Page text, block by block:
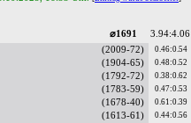
⌀1691
3.94:4.06
(2009-72) 0.46:0.54
(1904-65) 0.48:0.52
(1792-72) 0.38:0.62
(1783-59) 0.47:0.53
(1678-40) 0.61:0.39
(1613-61) 0.44:0.56